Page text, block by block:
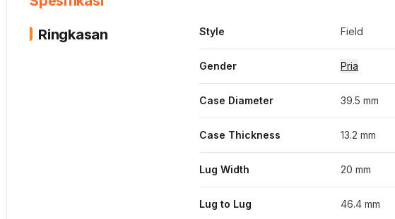
Ringkasan
Style Field
Gender Pria
Case Diameter 39.5 mm
Case Thickness 13.2 mm
Lug Width 20 mm
Lug to Lug 46.4 mm